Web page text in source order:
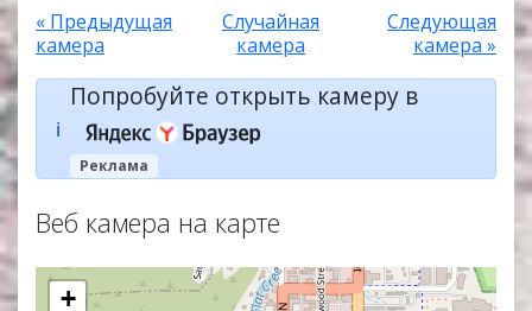
« Предыдущая
камера
Случайная
камера
Следующая
камера »
ℹ️
Попробуйте открыть камеру в
Реклама
Веб камера на карте
+